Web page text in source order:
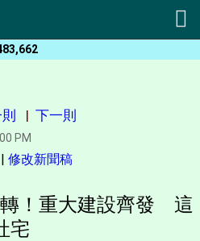
| 下一則
PM
修改新聞稿
！重大建設齊發 這
宅